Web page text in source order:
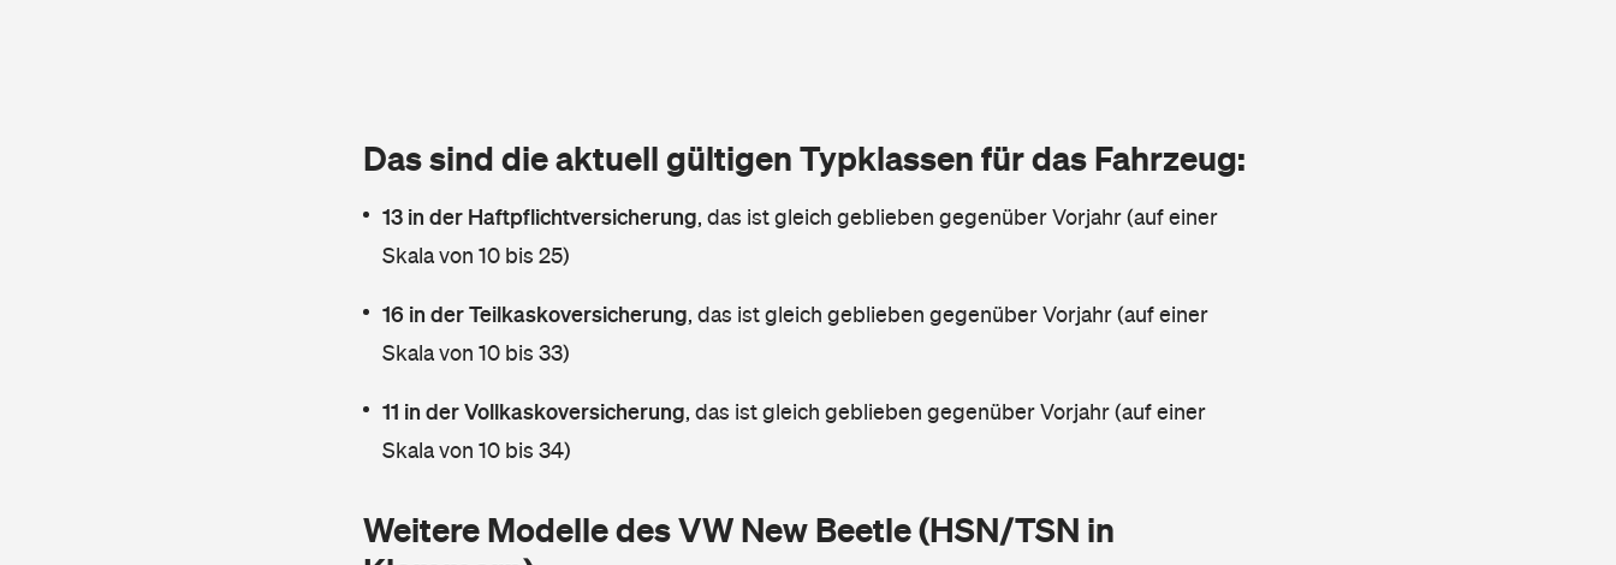
Das sind die aktuell gültigen Typklassen für das Fahrzeug:
13 in der Haftpflichtversicherung, das ist gleich geblieben gegenüber Vorjahr (auf einer
Skala von 10 bis 25)
16 in der Teilkaskoversicherung, das ist gleich geblieben gegenüber Vorjahr (auf einer
Skala von 10 bis 33)
11 in der Vollkaskoversicherung, das ist gleich geblieben gegenüber Vorjahr (auf einer
Skala von 10 bis 34)
Weitere Modelle des VW New Beetle (HSN/TSN in